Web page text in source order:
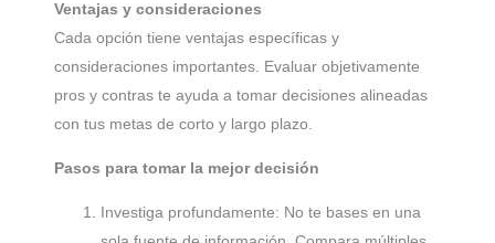
Ventajas y consideraciones
Cada opción tiene ventajas específicas y
consideraciones importantes. Evaluar objetivamente
pros y contras te ayuda a tomar decisiones alineadas
con tus metas de corto y largo plazo.
Pasos para tomar la mejor decisión
Investiga profundamente: No te bases en una